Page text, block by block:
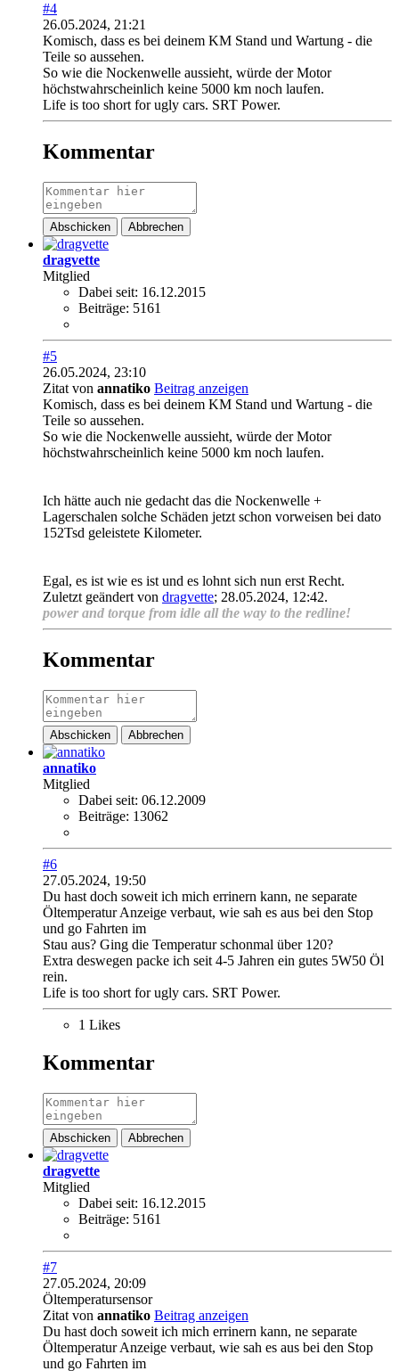
#4
26.05.2024, 21:21
Komisch, dass es bei deinem KM Stand und Wartung - die
Teile so aussehen.
So wie die Nockenwelle aussieht, würde der Motor
höchstwahrscheinlich keine 5000 km noch laufen.
Life is too short for ugly cars. SRT Power.
Kommentar
Abschicken Abbrechen
dragvette
Mitglied
Dabei seit: 16.12.2015
Beiträge: 5161
#5
26.05.2024, 23:10
Zitat von annatiko Beitrag anzeigen
Komisch, dass es bei deinem KM Stand und Wartung - die
Teile so aussehen.
So wie die Nockenwelle aussieht, würde der Motor
höchstwahrscheinlich keine 5000 km noch laufen.
Ich hätte auch nie gedacht das die Nockenwelle +
Lagerschalen solche Schäden jetzt schon vorweisen bei dato
152Tsd geleistete Kilometer.
Egal, es ist wie es ist und es lohnt sich nun erst Recht.
Zuletzt geändert von dragvette; 28.05.2024, 12:42.
power and torque from idle all the way to the redline!
Kommentar
Abschicken Abbrechen
annatiko
Mitglied
Dabei seit: 06.12.2009
Beiträge: 13062
#6
27.05.2024, 19:50
Du hast doch soweit ich mich errinern kann, ne separate
Öltemperatur Anzeige verbaut, wie sah es aus bei den Stop
und go Fahrten im
Stau aus? Ging die Temperatur schonmal über 120?
Extra deswegen packe ich seit 4-5 Jahren ein gutes 5W50 Öl
rein.
Life is too short for ugly cars. SRT Power.
1 Likes
Kommentar
Abschicken Abbrechen
dragvette
Mitglied
Dabei seit: 16.12.2015
Beiträge: 5161
#7
27.05.2024, 20:09
Öltemperatursensor
Zitat von annatiko Beitrag anzeigen
Du hast doch soweit ich mich errinern kann, ne separate
Öltemperatur Anzeige verbaut, wie sah es aus bei den Stop
und go Fahrten im